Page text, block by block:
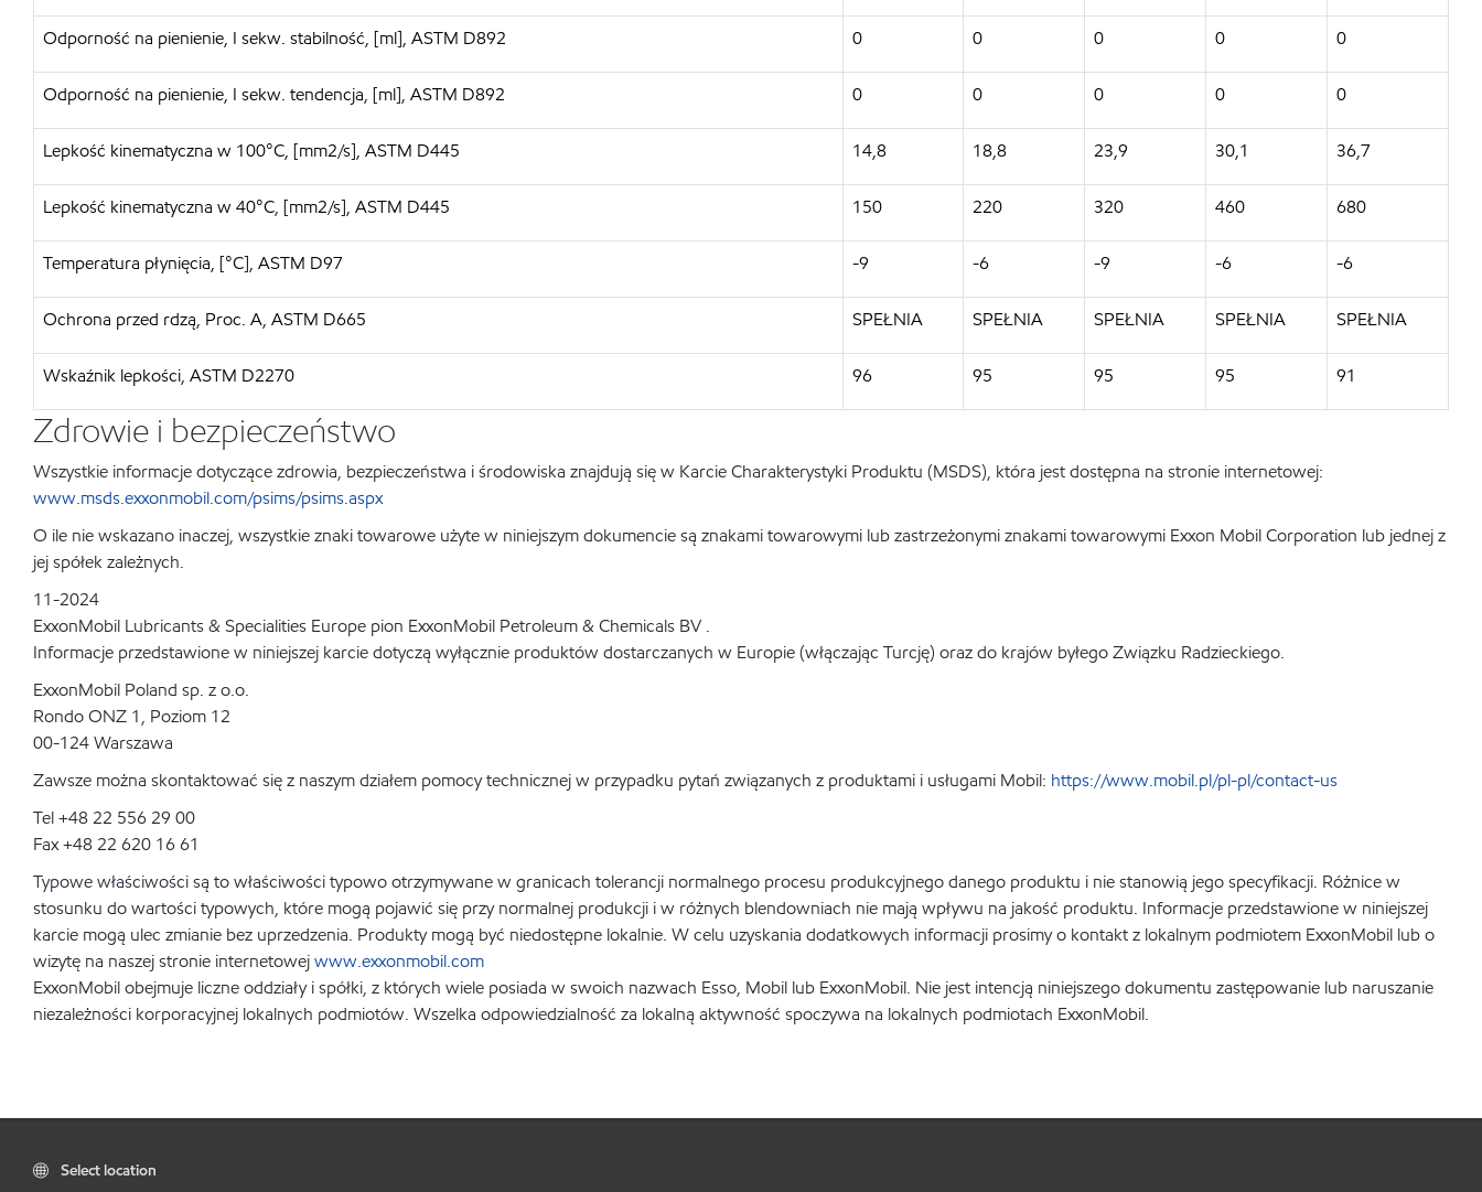
Odporność na pienienie, I sekw. stabilność, [ml], ASTM D892 0 0 0 0 0
Odporność na pienienie, I sekw. tendencja, [ml], ASTM D892 0 0 0 0 0
Lepkość kinematyczna w 100°C, [mm2/s], ASTM D445 14,8 18,8 23,9 30,1 36,7
Lepkość kinematyczna w 40°C, [mm2/s], ASTM D445 150 220 320 460 680
Temperatura płynięcia, [°C], ASTM D97 -9 -6 -9 -6 -6
Ochrona przed rdzą, Proc. A, ASTM D665 SPEŁNIA SPEŁNIA SPEŁNIA SPEŁNIA SPEŁNIA
Wskaźnik lepkości, ASTM D2270 96 95 95 95 91
Zdrowie i bezpieczeństwo
Wszystkie informacje dotyczące zdrowia, bezpieczeństwa i środowiska znajdują się w Karcie Charakterystyki Produktu (MSDS), która jest dostępna na stronie internetowej:
www.msds.exxonmobil.com/psims/psims.aspx
O ile nie wskazano inaczej, wszystkie znaki towarowe użyte w niniejszym dokumencie są znakami towarowymi lub zastrzeżonymi znakami towarowymi Exxon Mobil Corporation lub jednej z
jej spółek zależnych.
11-2024
ExxonMobil Lubricants & Specialities Europe pion ExxonMobil Petroleum & Chemicals BV .
Informacje przedstawione w niniejszej karcie dotyczą wyłącznie produktów dostarczanych w Europie (włączając Turcję) oraz do krajów byłego Związku Radzieckiego.
ExxonMobil Poland sp. z o.o.
Rondo ONZ 1, Poziom 12
00-124 Warszawa
Zawsze można skontaktować się z naszym działem pomocy technicznej w przypadku pytań związanych z produktami i usługami Mobil: https://www.mobil.pl/pl-pl/contact-us
Tel +48 22 556 29 00
Fax +48 22 620 16 61
Typowe właściwościsą to właściwości typowo otrzymywane w granicach tolerancji normalnego procesu produkcyjnego danego produktu i nie stanowią jego specyfikacji. Różnice w
stosunku do wartości typowych, które mogą pojawić się przy normalnej produkcji i w różnych blendowniach nie mają wpływu na jakość produktu. Informacje przedstawione w niniejszej
karcie mogą ulec zmianie bez uprzedzenia. Produkty mogą być niedostępne lokalnie. W celu uzyskania dodatkowych informacji prosimy o kontakt z lokalnym podmiotem ExxonMobil lub o
wizytę na naszej stronie internetowejwww.exxonmobil.com
ExxonMobil obejmuje liczne oddziały i spółki, z których wiele posiada w swoich nazwach Esso, Mobil lub ExxonMobil. Nie jest intencją niniejszego dokumentu zastępowanie lub naruszanie
niezależności korporacyjnej lokalnych podmiotów. Wszelka odpowiedzialność za lokalną aktywność spoczywa na lokalnych podmiotach ExxonMobil.
Select location